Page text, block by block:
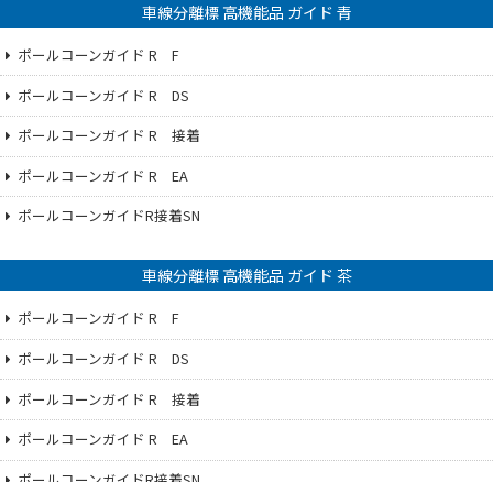
車線分離標 高機能品 ガイド 青
ポールコーンガイド R F
ポールコーンガイド R DS
ポールコーンガイド R 接着
ポールコーンガイド R EA
ポールコーンガイドR接着SN
車線分離標 高機能品 ガイド 茶
ポールコーンガイド R F
ポールコーンガイド R DS
ポールコーンガイド R 接着
ポールコーンガイド R EA